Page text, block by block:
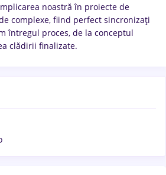
noastră în proiecte de
complexe, fiind perfect sincronizați
întregul proces, de la conceptul
clădirii finalizate.